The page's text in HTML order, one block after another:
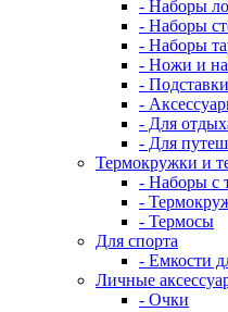
- Наборы
- Наборы
- Наборы
- Ножи и
-
-
- Для
- Для
Термокружки и
- Наборы с
-
- Термосы
Для спорта
- Емкости
Личные
- Очки